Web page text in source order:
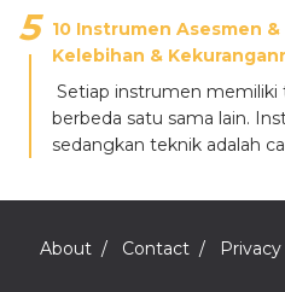
10 Instrumen Asesmen
Kelebihan &
Setiap instrumen memiliki
berbeda satu sama lain.
sedangkan teknik adalah
About Contact Privacy